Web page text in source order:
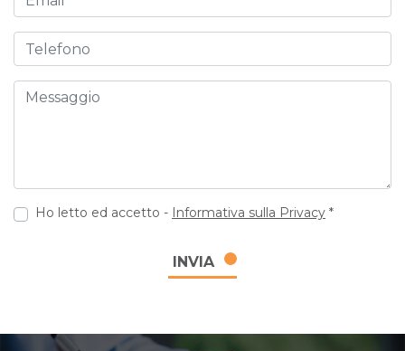
Telefono
Messaggio
Ho letto ed accetto - Informativa sulla Privacy *
INVIA